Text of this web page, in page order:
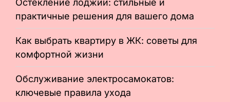
практичные решения для вашего дома
Как выбрать квартиру в ЖК: советы для
комфортной жизни
Обслуживание электросамокатов:
ключевые правила ухода